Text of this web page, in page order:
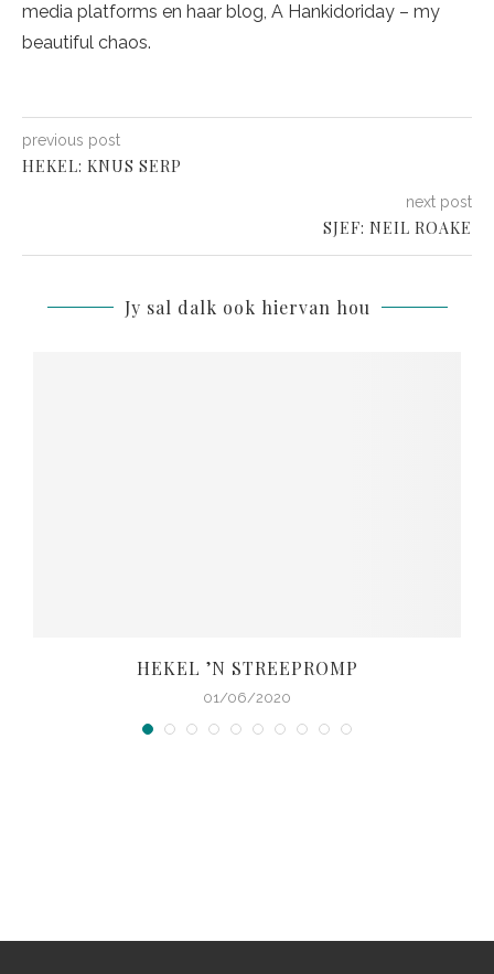
media platforms en haar blog, A Hankidoriday – my
beautiful chaos.
previous post
HEKEL: KNUS SERP
next post
SJEF: NEIL ROAKE
Jy sal dalk ook hiervan hou
HEKEL ’N STREEPROMP
01/06/2020